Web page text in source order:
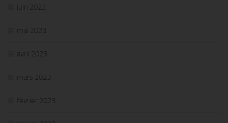
juin 2023
mai 2023
avril 2023
mars 2023
février 2023